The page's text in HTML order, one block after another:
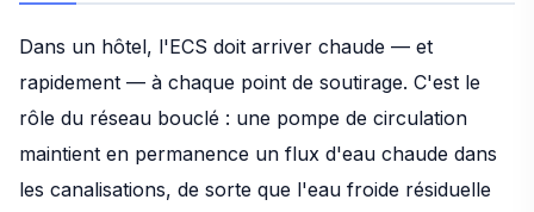
Dans un hôtel, l'ECS doit arriver chaude — et
rapidement — à chaque point de soutirage. C'est le
rôle du réseau bouclé : une pompe de circulation
maintient en permanence un flux d'eau chaude dans
les canalisations, de sorte que l'eau froide résiduelle